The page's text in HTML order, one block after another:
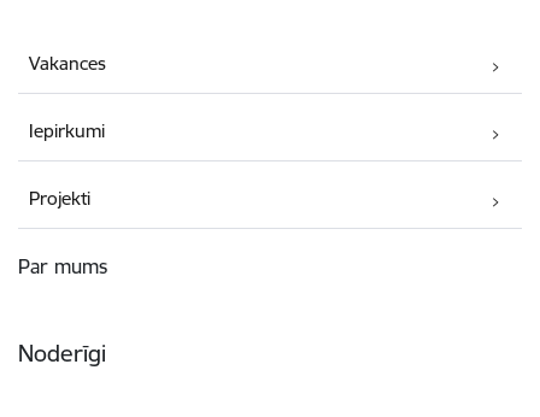
Vakances
Iepirkumi
Projekti
Par mums
Noderīgi